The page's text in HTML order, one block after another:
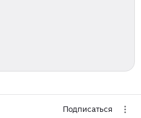
Подписаться